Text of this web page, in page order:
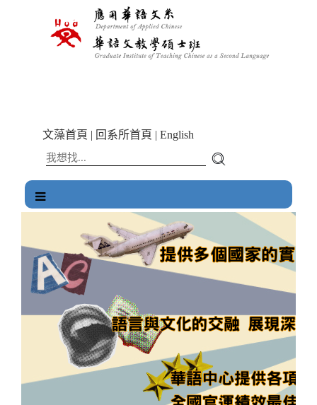
文藻首頁 | 回系所首頁 | English